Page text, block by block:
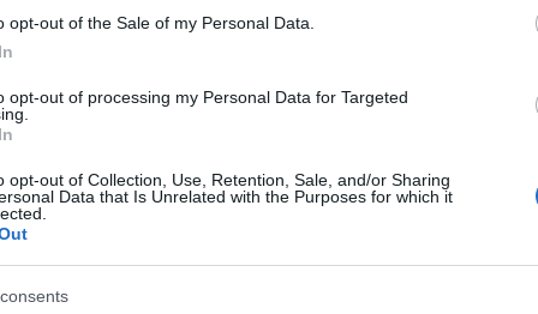
opt-out of the Sale of my Personal Data.
opt-out of processing my Personal Data for Targeted
opt-out of Collection, Use, Retention, Sale, and/or Sharing
Data that Is Unrelated with the Purposes for which it
terveztek, mint Andy Warhol, Raymond Pettibon vagy éppen
és művészek közti kollaborációkat az ötvenes évektől
be az album, amelyben interjúk…